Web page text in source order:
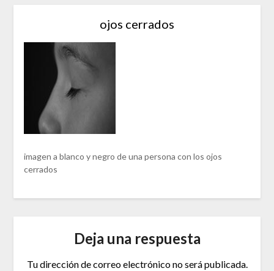
ojos cerrados
imagen a blanco y negro de una persona con los ojos
cerrados
Deja una respuesta
Tu dirección de correo electrónico no será publicada.